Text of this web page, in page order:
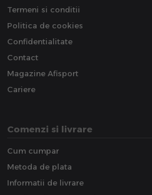
Termeni si conditii
Politica de cookies
Confidentialitate
Contact
Magazine Afisport
Cariere
Comenzi si livrare
Cum cumpar
Metoda de plata
Informatii de livrare